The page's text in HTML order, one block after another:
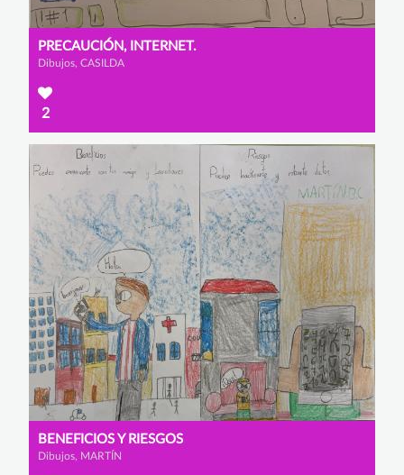
PRECAUCIÓN, INTERNET.
Dibujos, CASILDA
2
BENEFICIOS Y RIESGOS
Dibujos, MARTÍN